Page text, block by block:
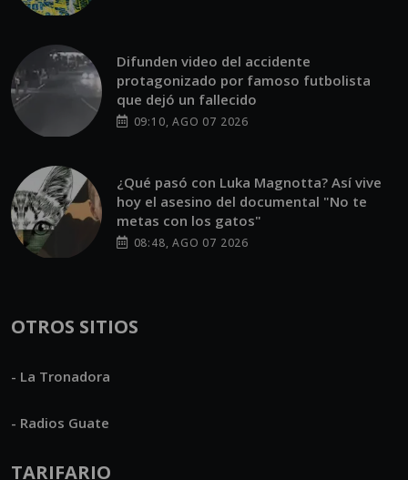
Difunden video del accidente
protagonizado por famoso futbolista
que dejó un fallecido
09:10, AGO 07 2026
¿Qué pasó con Luka Magnotta? Así vive
hoy el asesino del documental "No te
metas con los gatos"
08:48, AGO 07 2026
OTROS SITIOS
- La Tronadora
- Radios Guate
TARIFARIO